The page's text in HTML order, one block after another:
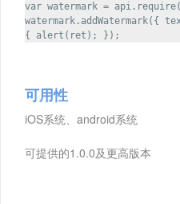
var watermark =
{ alert(ret); });
可用性
iOS系统、android系统
可提供的1.0.0及更高版本